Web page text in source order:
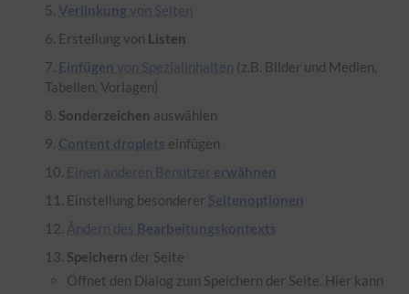
Verlinkung von Seiten
Erstellung von Listen
Einfügen von Spezialinhalten (z.B. Bilder und Medien,
Tabellen, Vorlagen)
Sonderzeichen auswählen
Content droplets einfügen
Einen anderen Benutzer erwähnen
Einstellung besonderer Seitenoptionen
Ändern des Bearbeitungskontexts
Speichern der Seite
Öffnet den Dialog zum Speichern der Seite. Hier kann